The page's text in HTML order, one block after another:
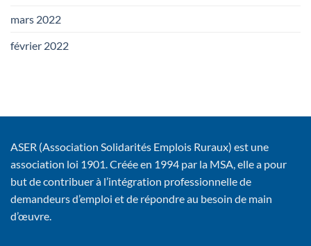
mars 2022
février 2022
ASER (Association Solidarités Emplois Ruraux) est une
association loi 1901. Créée en 1994 par la MSA, elle a pour
but de contribuer à l’intégration professionnelle de
demandeurs d’emploi et de répondre au besoin de main
d’œuvre.